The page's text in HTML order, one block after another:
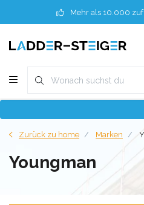
Mehr als 10.000
Zurück zu home Marken
Youngman